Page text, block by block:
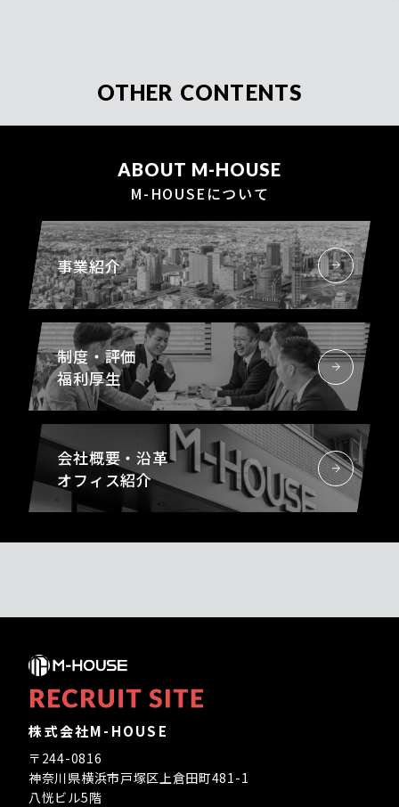
OTHER CONTENTS
ABOUT M-HOUSE
M-HOUSEについて
事業紹介
制度・評価
福利厚生
会社概要・沿革
オフィス紹介
株式会社M-HOUSE
〒244-0816
神奈川県横浜市戸塚区上倉田町481-1
八恍ビル5階